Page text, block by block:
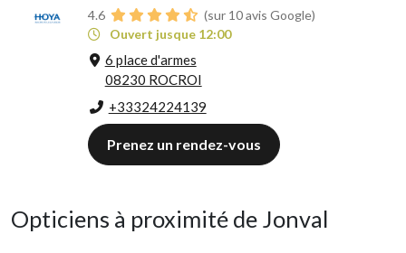
4.6
(sur 10 avis Google)
Ouvert jusque 12:00
6 place d'armes
08230 ROCROI
+33324224139
Prenez un rendez-vous
Opticiens à proximité de Jonval